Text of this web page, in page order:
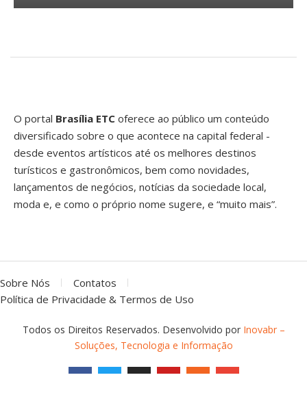
O portal Brasília ETC oferece ao público um conteúdo
diversificado sobre o que acontece na capital federal -
desde eventos artísticos até os melhores destinos
turísticos e gastronômicos, bem como novidades,
lançamentos de negócios, notícias da sociedade local,
moda e, e como o próprio nome sugere, e “muito mais”.
Sobre Nós
Contatos
Política de Privacidade & Termos de Uso
Todos os Direitos Reservados. Desenvolvido por Inovabr –
Soluções, Tecnologia e Informação